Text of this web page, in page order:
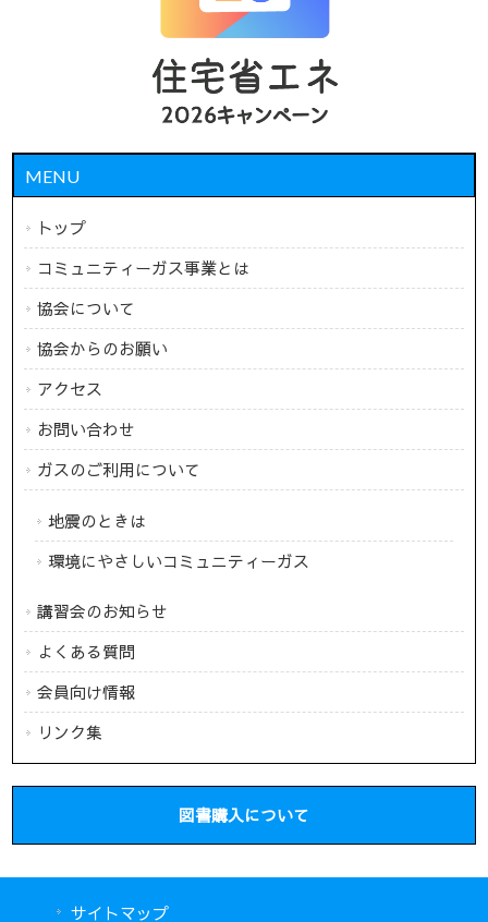
MENU
トップ
コミュニティーガス事業とは
協会について
協会からのお願い
アクセス
お問い合わせ
ガスのご利用について
地震のときは
環境にやさしいコミュニティーガス
講習会のお知らせ
よくある質問
会員向け情報
リンク集
図書購入について
サイトマップ